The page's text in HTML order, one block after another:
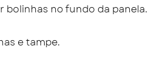
bolinhas no fundo da panela.
e tampe.